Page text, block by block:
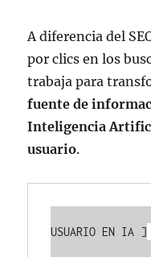
A diferencia del
por clics en los
trabaja para
fuente de
Inteligencia
usuario.
USUARIO EN IA ]